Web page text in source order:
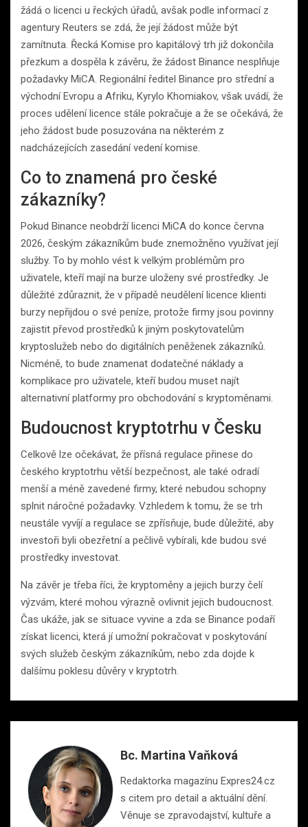
žádá o licenci u řeckých úřadů, avšak podle informací z
agentury Reuters se zdá, že její žádost může být
zamítnuta. Řecká Komise pro kapitálový trh již dokončila
přezkum a dospěla k závěru, že žádost Binance nesplňuje
požadavky MiCA. Regionální ředitel Binance pro střední a
východní Evropu a Afriku, Kyrylo Khomiakov, však uvádí, že
proces udělení licence stále pokračuje a že se očekává, že
jeho žádost bude posuzována na některém z
nadcházejících zasedání vedení komise.
Co to znamená pro české
zákazníky?
Pokud Binance neobdrží licenci MiCA do konce června
2026, českým zákazníkům bude znemožněno využívat její
služby. To by mohlo vést k velkým problémům pro
uživatele, kteří mají na burze uloženy své prostředky. Je
důležité zdůraznit, že v případě neudělení licence klienti
burzy nepřijdou o své peníze, protože firmy jsou povinny
zajistit převod prostředků k jiným poskytovatelům
kryptoslužeb nebo do digitálních peněženek zákazníků.
Nicméně, to bude znamenat dodatečné náklady a
komplikace pro uživatele, kteří budou muset najít
alternativní platformy pro obchodování s kryptoměnami.
Budoucnost kryptotrhu v Česku
Celkově lze očekávat, že přísná regulace přinese do
českého kryptotrhu větší bezpečnost, ale také odradí
menší a méně zavedené firmy, které nebudou schopny
splnit náročné požadavky. Vzhledem k tomu, že se trh
neustále vyvíjí a regulace se zpřísňuje, bude důležité, aby
investoři byli obezřetní a pečlivě vybírali, kde budou své
prostředky investovat.
Na závěr je třeba říci, že kryptoměny a jejich burzy čelí
výzvám, které mohou výrazně ovlivnit jejich budoucnost.
Čas ukáže, jak se situace vyvine a zda se Binance podaří
získat licenci, která jí umožní pokračovat v poskytování
svých služeb českým zákazníkům, nebo zda dojde k
dalšímu poklesu důvěry v kryptotrh.
Bc. Martina Vaňková
Redaktorka magazínu Expres24.cz
s citem pro detail a aktuální dění.
Věnuje se zpravodajství, kultuře a